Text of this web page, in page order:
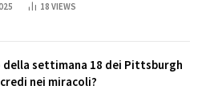
18 VIEWS
della settimana 18 dei Pittsburgh
nei miracoli?